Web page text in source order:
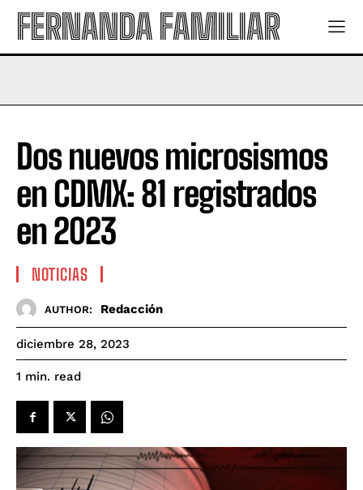
FERNANDA FAMILIAR
Dos nuevos microsismos
en CDMX: 81 registrados
en 2023
NOTICIAS
AUTHOR: Redacción
diciembre 28, 2023
1 min. read